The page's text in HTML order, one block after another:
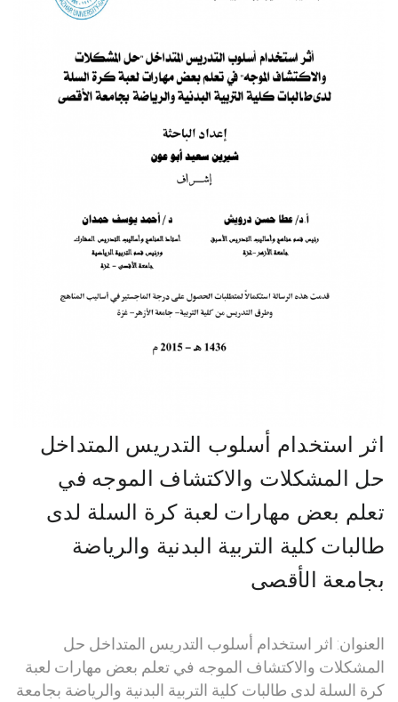
اثر استخدام أسلوب التدريس المتداخل
حل المشكلات والاكتشاف الموجه في
تعلم بعض مهارات لعبة كرة السلة لدى
طالبات كلية التربية البدنية والرياضة
بجامعة الأقصى
العنوان: اثر استخدام أسلوب التدريس المتداخل حل
المشكلات والاكتشاف الموجه في تعلم بعض مهارات لعبة
كرة السلة لدى طالبات كلية التربية البدنية والرياضة بجامعة